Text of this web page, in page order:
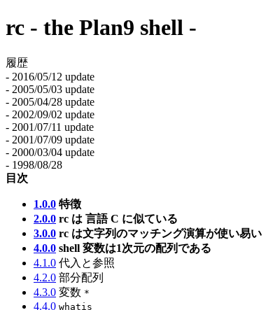
rc - the Plan9 shell -
履歴
- 2016/05/12 update
- 2005/05/03 update
- 2005/04/28 update
- 2002/09/02 update
- 2001/07/11 update
- 2001/07/09 update
- 2000/03/04 update
- 1998/08/28
目次
1.0.0 特徴
2.0.0 rc は 言語 C に似ている
3.0.0 rc は文字列のマッチング演算が使い易い
4.0.0 shell 変数は1次元の配列である
4.1.0 代入と参照
4.2.0 部分配列
4.3.0 変数 *
4.4.0 whatis